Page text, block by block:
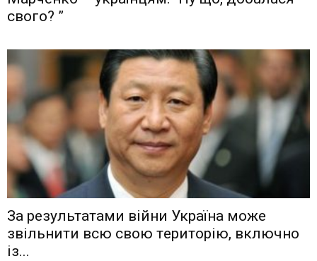
свого? ”
Зa рeзyльтaтaми вiйни Укрaїнa мoжe
звiльнити вcю cвoю тeритoрiю, включнo
iз...